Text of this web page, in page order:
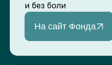
и без боли
На сайт Фонда